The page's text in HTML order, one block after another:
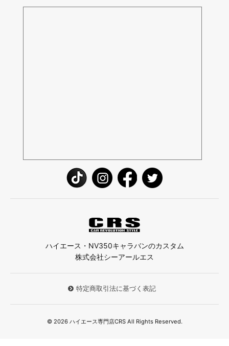
ハイエース・NV350キャラバンのカスタム
株式会社シーアールエス
特定商取引法に基づく表記
© 2026 ハイエース専門店CRS All Rights Reserved.